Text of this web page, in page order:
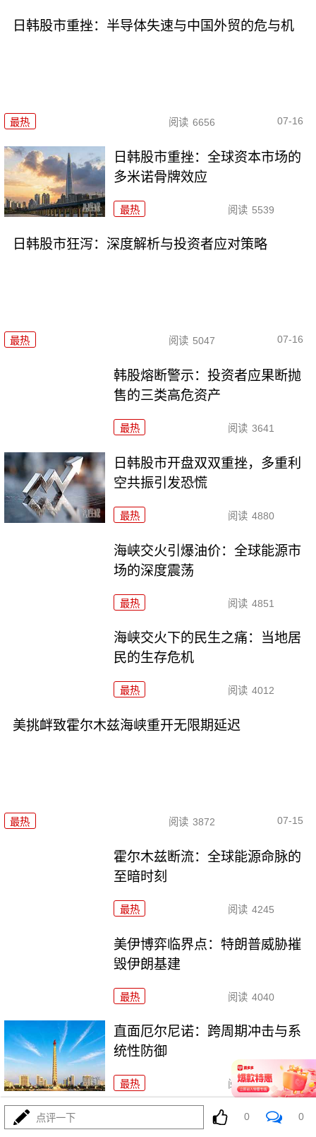
日韩股市重挫：半导体失速与中国外贸的危与机
最热 阅读 6656 07-16
日韩股市重挫：全球资本市场的
多米诺骨牌效应
最热 阅读 5539
日韩股市狂泻：深度解析与投资者应对策略
最热 阅读 5047 07-16
韩股熔断警示：投资者应果断抛
售的三类高危资产
最热 阅读 3641
日韩股市开盘双双重挫，多重利
空共振引发恐慌
最热 阅读 4880
海峡交火引爆油价：全球能源市
场的深度震荡
最热 阅读 4851
海峡交火下的民生之痛：当地居
民的生存危机
最热 阅读 4012
美挑衅致霍尔木兹海峡重开无限期延迟
最热 阅读 3872 07-15
霍尔木兹断流：全球能源命脉的
至暗时刻
最热 阅读 4245
美伊博弈临界点：特朗普威胁摧
毁伊朗基建
最热 阅读 4040
直面厄尔尼诺：跨周期冲击与系
统性防御
最热 阅读 4750
厄尔尼诺：全球生态系统的多米
点评一下 0 0